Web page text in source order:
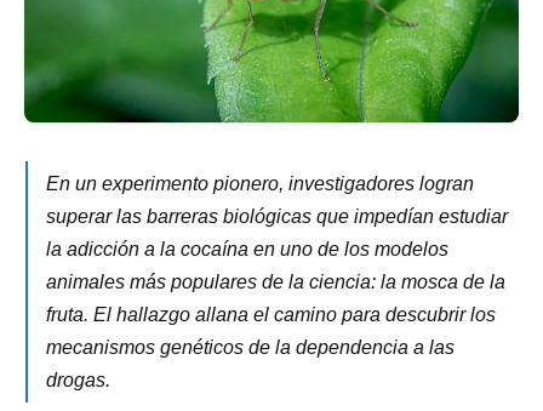
En un experimento pionero, investigadores logran
superar las barreras biológicas que impedían estudiar
la adicción a la cocaína en uno de los modelos
animales más populares de la ciencia: la mosca de la
fruta. El hallazgo allana el camino para descubrir los
mecanismos genéticos de la dependencia a las
drogas.